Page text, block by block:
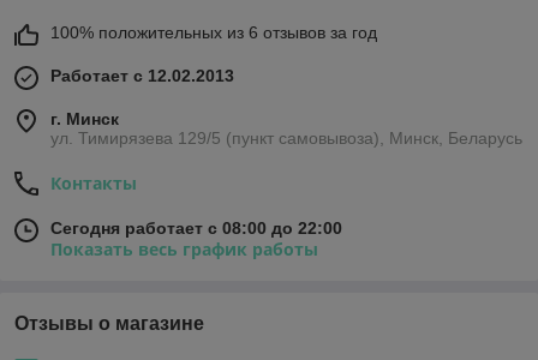
100% положительных из 6 отзывов за год
Работает с 12.02.2013
г. Минск
ул. Тимирязева 129/5 (пункт самовывоза), Минск, Беларусь
Контакты
Сегодня работает с 08:00 до 22:00
Показать весь график работы
Отзывы о магазине